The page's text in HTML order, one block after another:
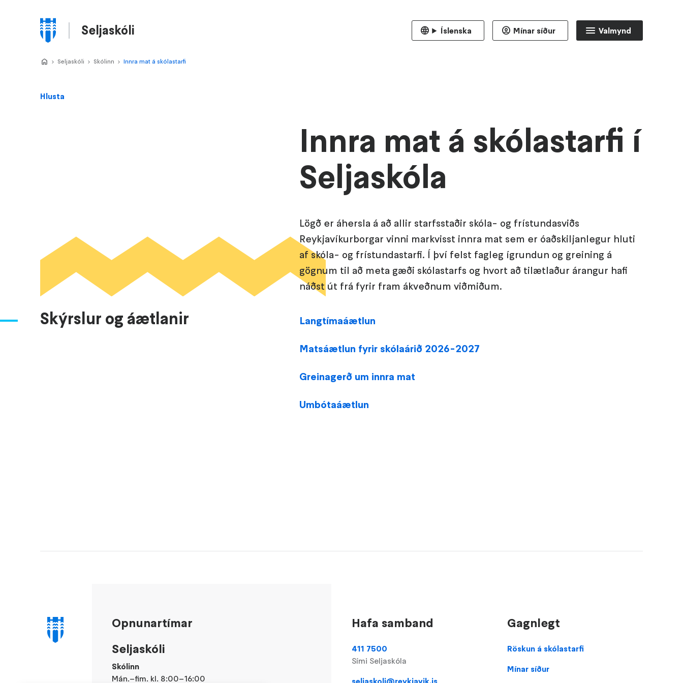
Seljaskóli
Valmynd
Hlusta
Innra mat á skólastarfi í
Seljaskóla
Lögð er áhersla á að allir starfsstaðir skóla- og frístundasviðs
Reykjavíkurborgar vinni markvisst innra mat sem er óaðskiljanlegur hluti
af skóla- og frístundastarfi. Í því felst fagleg ígrundun og greining á
gögnum til að meta gæði skólastarfs og hvort að tilætlaður árangur hafi
náðst út frá fyrir fram ákveðnum viðmiðum.
Skýrslur og áætlanir Langtímaáætlun
Matsáætlun fyrir skólaárið 2026-2027
Greinagerð um innra mat
Umbótaáætlun
Home
>
Seljaskóli >
Skólinn >
Innra mat á skólastarfi
Valmynd
Íslenska Mínar síður
Opnunartímar
Seljaskóli
Skólinn
Mán.–fim. kl. 8:00–16:00
Hafa samband
411 7500
Sími Seljaskóla
Gagnlegt
Domain
for
Röskun á skólastarfi
Mínar síður